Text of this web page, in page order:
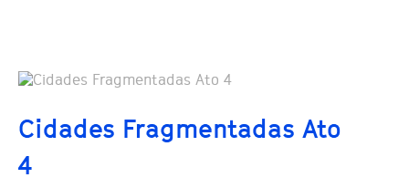
Cidades Fragmentadas Ato
4